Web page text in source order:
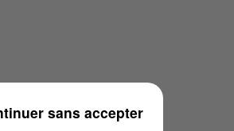
sans accepter